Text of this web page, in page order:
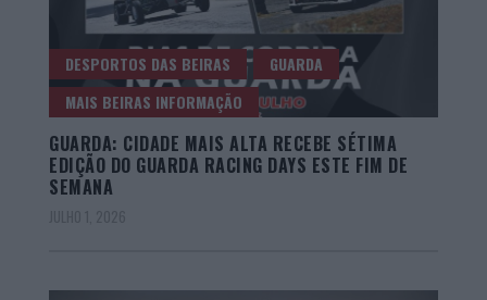
DESPORTOS DAS BEIRAS
GUARDA
MAIS BEIRAS INFORMAÇÃO
GUARDA: CIDADE MAIS ALTA RECEBE SÉTIMA
EDIÇÃO DO GUARDA RACING DAYS ESTE FIM DE
SEMANA